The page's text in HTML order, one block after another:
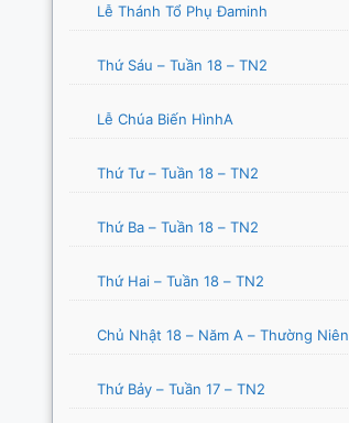
Lễ Thánh Tổ Phụ Đaminh
Thứ Sáu – Tuần 18 – TN2
Lễ Chúa Biến HìnhA
Thứ Tư – Tuần 18 – TN2
Thứ Ba – Tuần 18 – TN2
Thứ Hai – Tuần 18 – TN2
Chủ Nhật 18 – Năm A – Thường Niên
Thứ Bảy – Tuần 17 – TN2